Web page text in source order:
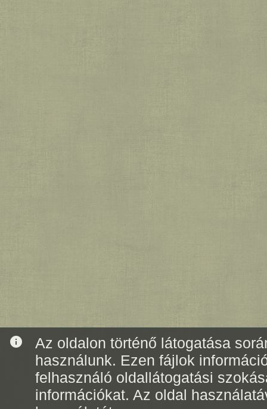
info
Az oldalon történő látogatása
használunk. Ezen fájlok
felhasználó oldallátogatási
információkat. Az oldal